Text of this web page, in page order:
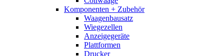
Komponenten + Zubehör
Waagenbausatz
Wiegezellen
Anzeigegeräte
Plattformen
Drucker